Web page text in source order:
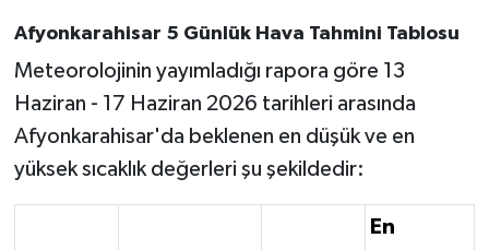
Afyonkarahisar 5 Günlük Hava Tahmini Tablosu
Meteorolojinin yayımladığı rapora göre 13
Haziran - 17 Haziran 2026 tarihleri arasında
Afyonkarahisar'da beklenen en düşük ve en
yüksek sıcaklık değerleri şu şekildedir:
En